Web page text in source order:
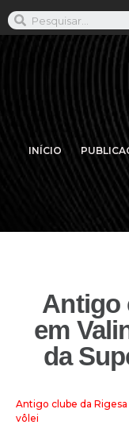
INÍCIO
Antigo
em
da
Antigo clube da
vôlei